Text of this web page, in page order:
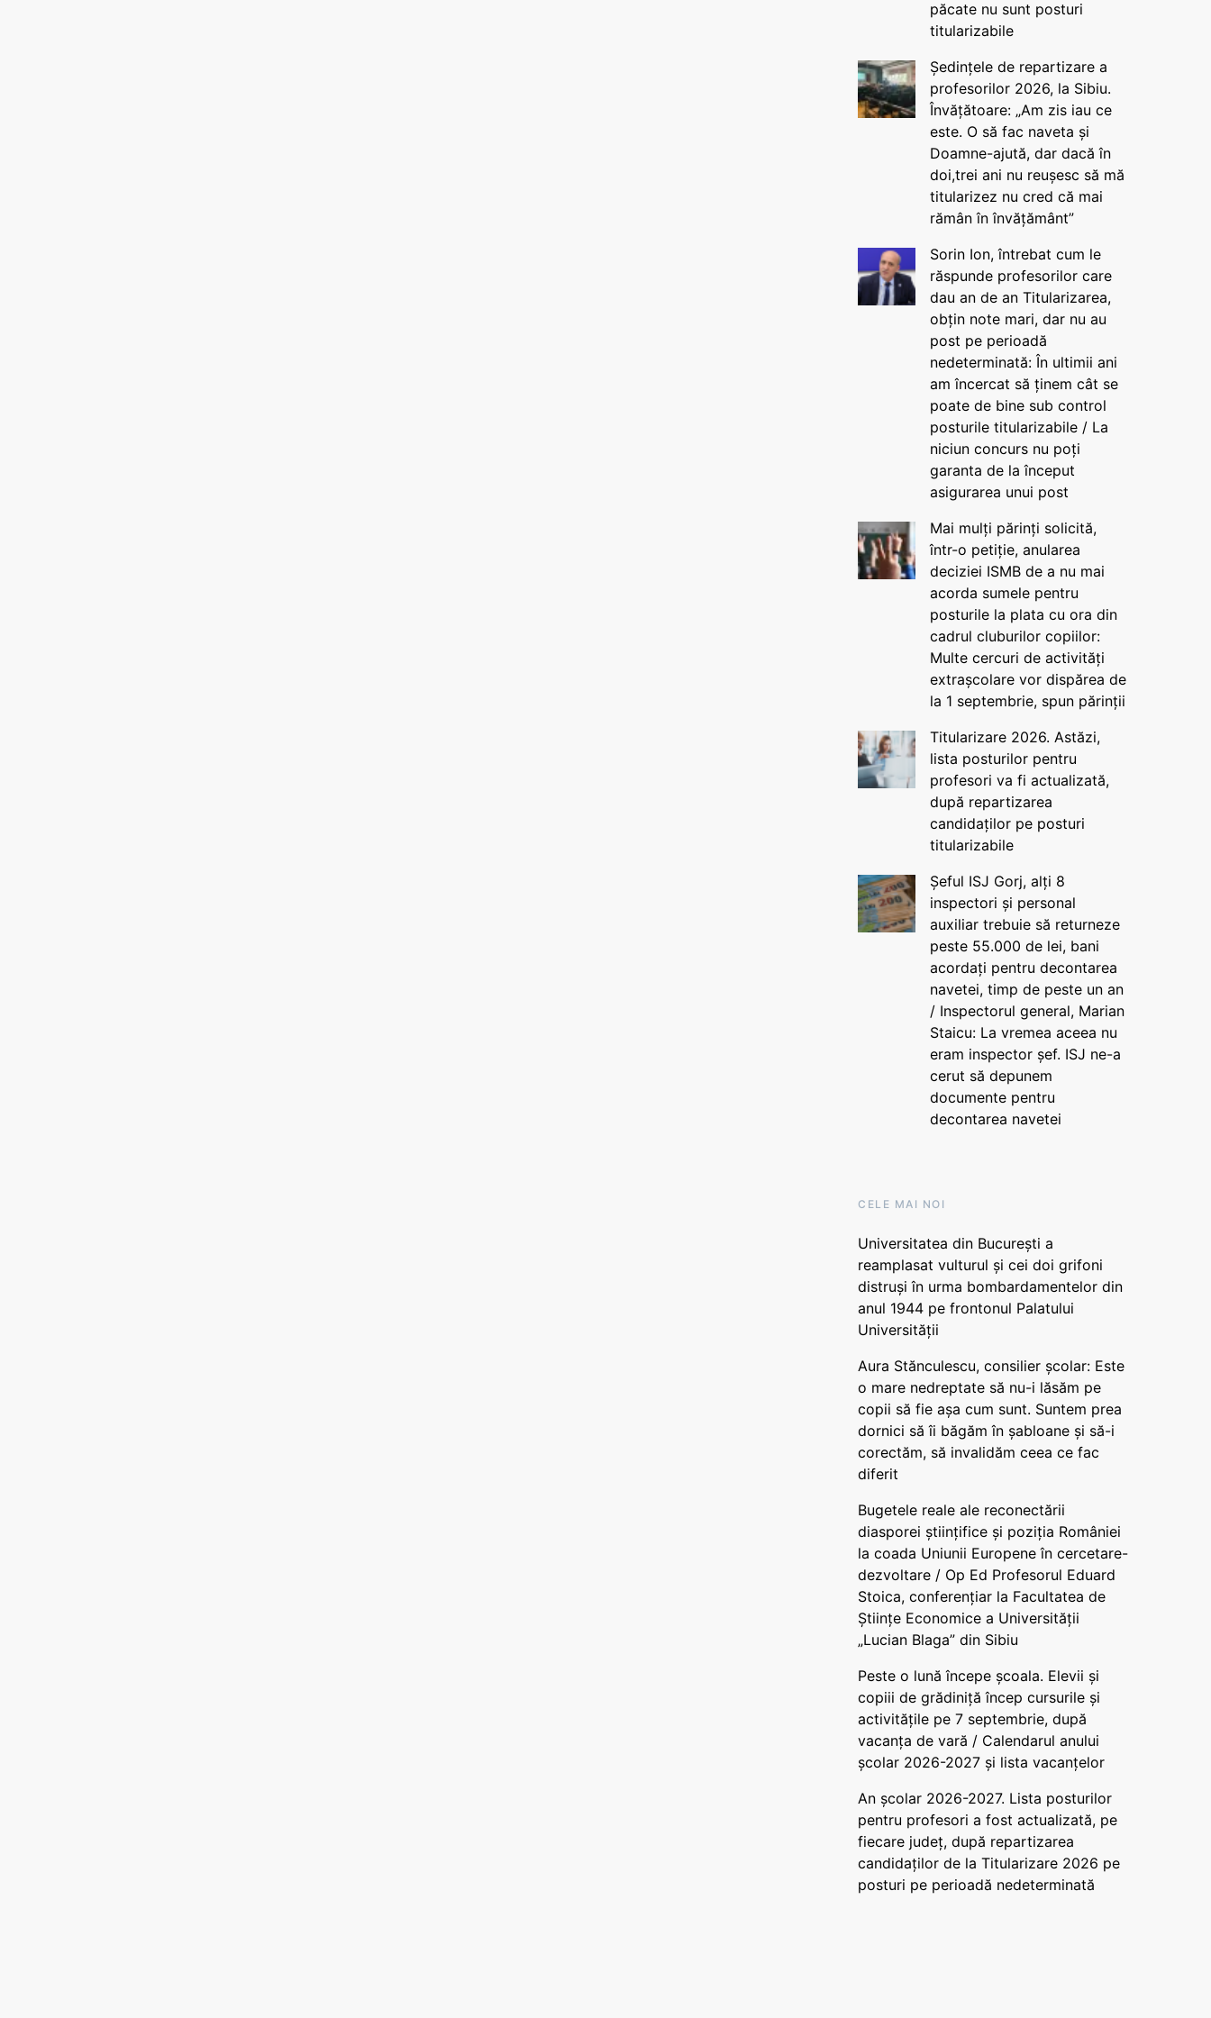
păcate nu sunt posturi
titularizabile
Ședințele de repartizare a
profesorilor 2026, la Sibiu.
Învățătoare: „Am zis iau ce
este. O să fac naveta și
Doamne-ajută, dar dacă în
doi,trei ani nu reușesc să mă
titularizez nu cred că mai
rămân în învățământ”
Sorin Ion, întrebat cum le
răspunde profesorilor care
dau an de an Titularizarea,
obțin note mari, dar nu au
post pe perioadă
nedeterminată: În ultimii ani
am încercat să ținem cât se
poate de bine sub control
posturile titularizabile / La
niciun concurs nu poți
garanta de la început
asigurarea unui post
Mai mulți părinți solicită,
într-o petiție, anularea
deciziei ISMB de a nu mai
acorda sumele pentru
posturile la plata cu ora din
cadrul cluburilor copiilor:
Multe cercuri de activități
extrașcolare vor dispărea de
la 1 septembrie, spun părinții
Titularizare 2026. Astăzi,
lista posturilor pentru
profesori va fi actualizată,
după repartizarea
candidaților pe posturi
titularizabile
Șeful ISJ Gorj, alți 8
inspectori și personal
auxiliar trebuie să returneze
peste 55.000 de lei, bani
acordați pentru decontarea
navetei, timp de peste un an
/ Inspectorul general, Marian
Staicu: La vremea aceea nu
eram inspector șef. ISJ ne-a
cerut să depunem
documente pentru
decontarea navetei
CELE MAI NOI
Universitatea din București a
reamplasat vulturul și cei doi grifoni
distruși în urma bombardamentelor din
anul 1944 pe frontonul Palatului
Universității
Aura Stănculescu, consilier școlar: Este
o mare nedreptate să nu-i lăsăm pe
copii să fie așa cum sunt. Suntem prea
dornici să îi băgăm în șabloane și să-i
corectăm, să invalidăm ceea ce fac
diferit
Bugetele reale ale reconectării
diasporei științifice și poziția României
la coada Uniunii Europene în cercetare-
dezvoltare / Op Ed Profesorul Eduard
Stoica, conferențiar la Facultatea de
Științe Economice a Universității
„Lucian Blaga” din Sibiu
Peste o lună începe școala. Elevii și
copiii de grădiniță încep cursurile și
activitățile pe 7 septembrie, după
vacanța de vară / Calendarul anului
școlar 2026-2027 și lista vacanțelor
An școlar 2026-2027. Lista posturilor
pentru profesori a fost actualizată, pe
fiecare județ, după repartizarea
candidaților de la Titularizare 2026 pe
posturi pe perioadă nedeterminată